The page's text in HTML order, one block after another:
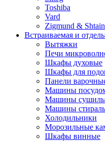
Toshiba
Vard
Zigmund & Shtain
Встраиваемая и
Вытяжки
Печи
Шкафы духовые
Шкафы для
Панели
Машины
Машины
Машины
Холодильники
Морозильные
Шкафы винные